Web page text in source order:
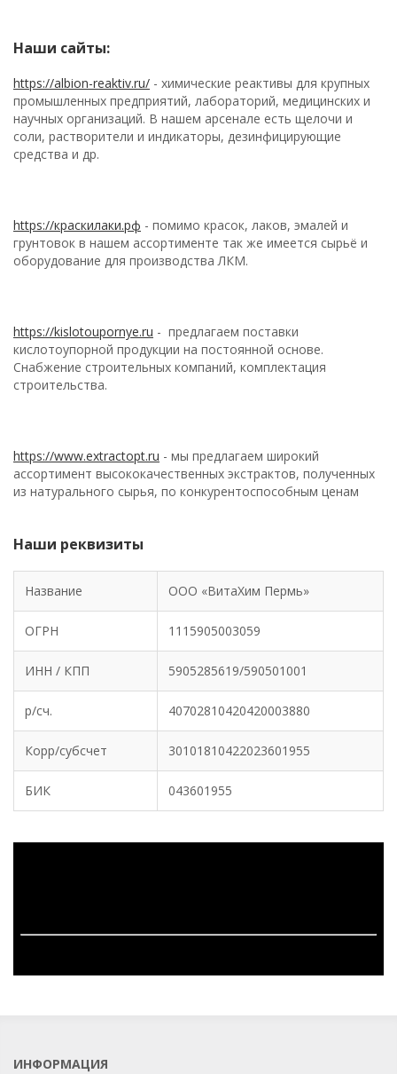
Наши сайты:
https://albion-reaktiv.ru/ - химические реактивы для крупных
промышленных предприятий, лабораторий, медицинских и
научных организаций. В нашем арсенале есть щелочи и
соли, растворители и индикаторы, дезинфицирующие
средства и др.
https://краскилаки.рф - помимо красок, лаков, эмалей и
грунтовок в нашем ассортименте так же имеется сырьё и
оборудование для производства ЛКМ.
https://kislotoupornye.ru - предлагаем поставки
кислотоупорной продукции на постоянной основе.
Снабжение строительных компаний, комплектация
строительства.
https://www.extractopt.ru - мы предлагаем широкий
ассортимент высококачественных экстрактов, полученных
из натурального сырья, по конкурентоспособным ценам
Наши реквизиты
Название ООО «ВитаХим Пермь»
ОГРН 1115905003059
ИНН / КПП 5905285619/590501001
р/сч. 40702810420420003880
Корр/субсчет 30101810422023601955
БИК ‎043601955
ИНФОРМАЦИЯ